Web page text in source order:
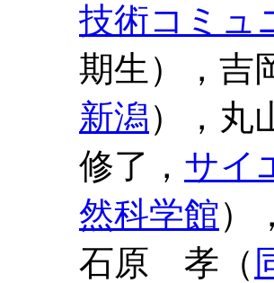
技術コミュ
期生），
新潟），丸
修了， サイ
然科学館）
石原 孝（